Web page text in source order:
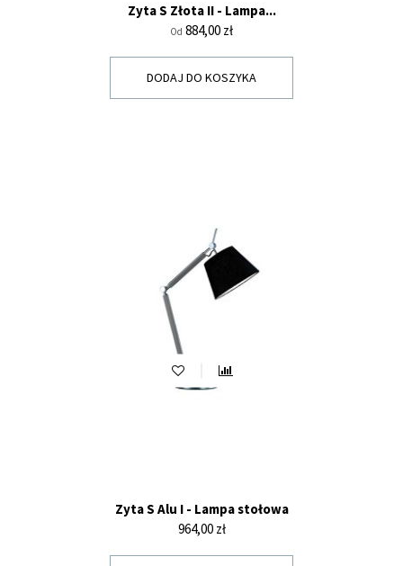
Zyta S Złota II - Lampa...
Od Cena
884,00 zł
DODAJ DO KOSZYKA
Zyta S Alu I - Lampa stołowa
Cena
964,00 zł